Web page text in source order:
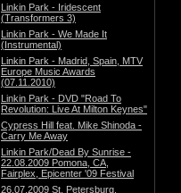
Linkin Park - Iridescent
(Transformers 3)
Linkin Park - We Made It
(Instrumental)
Linkin Park - Madrid, Spain, MTV
Europe Music Awards
(07.11.2010)
Linkin Park - DVD "Road To
Revolution: Live At Milton Keynes"
Cypress Hill feat. Mike Shinoda -
Carry Me Away
Linkin Park/Dead By Sunrise -
22.08.2009 Pomona, CA,
Fairplex, Epicenter '09 Festival
26.07.2009 St. Petersburg,